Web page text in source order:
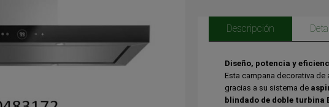
Descripción
Diseño, potencia y
Esta campana decorativa de
gracias a su sistema de
blindado de doble turbina